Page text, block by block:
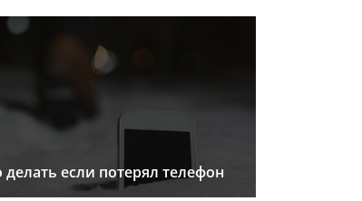
делать если потерял телефон